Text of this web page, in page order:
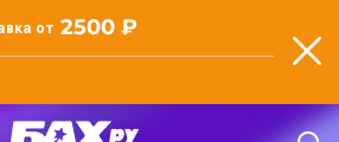
от 2500 ₽